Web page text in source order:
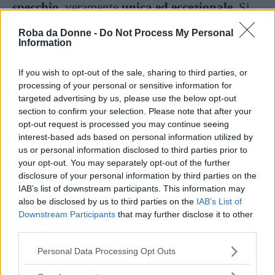
Roba da Donne - Do Not Process My Personal
Information
If you wish to opt-out of the sale, sharing to third parties, or
processing of your personal or sensitive information for
targeted advertising by us, please use the below opt-out
section to confirm your selection. Please note that after your
opt-out request is processed you may continue seeing
interest-based ads based on personal information utilized by
us or personal information disclosed to third parties prior to
your opt-out. You may separately opt-out of the further
disclosure of your personal information by third parties on the
IAB’s list of downstream participants. This information may
also be disclosed by us to third parties on the IAB’s List of
Downstream Participants that may further disclose it to other
Please note that this website/app uses one or more Google
Personal Data Processing Opt Outs
specchio,veramenteunica ed eccezionale. Si
trova appena fuori la città di
Bolzano
suggestivo contesto delle
Peter Pichler. L’abitazione è stata progettata
comecasa vacanze, dove il cliente possa vivere
un’esperienza unica. Ildesignèessenziale e
moderno, lastruttura è sopraelevata rispetto
al terreno per consentire una migliore vista del
panorama circostante, e al suo interno ha
grandi lucernari e vetrate. Lacomposizione
degli interni è abbastanzasemplice: un
soggiorno-cucina, unbagnoe unacamera da
.